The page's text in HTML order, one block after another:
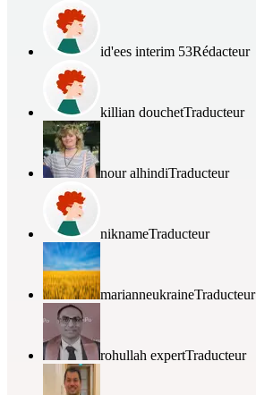
id'ees interim 53Rédacteur
killian douchetTraducteur
nour alhindiTraducteur
niknameTraducteur
marianneukraineTraducteur
rohullah expertTraducteur